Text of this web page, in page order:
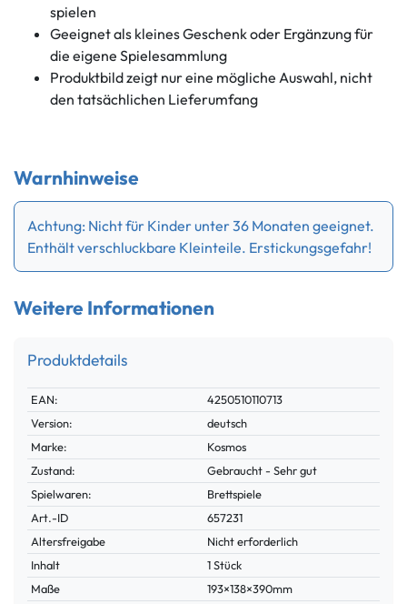
spielen
Geeignet als kleines Geschenk oder Ergänzung für
die eigene Spielesammlung
Produktbild zeigt nur eine mögliche Auswahl, nicht
den tatsächlichen Lieferumfang
Warnhinweise
Achtung: Nicht für Kinder unter 36 Monaten geeignet.
Enthält verschluckbare Kleinteile. Erstickungsgefahr!
Weitere Informationen
Produktdetails
Technisches
Merkmal
Wert
EAN:
4250510110713
Version:
deutsch
Marke:
Kosmos
Zustand:
Gebraucht - Sehr gut
Spielwaren:
Brettspiele
Technisches
Merkmal
Wert
Art.-ID
657231
Altersfreigabe
Nicht erforderlich
Inhalt
1 Stück
Maße
193×138×390mm